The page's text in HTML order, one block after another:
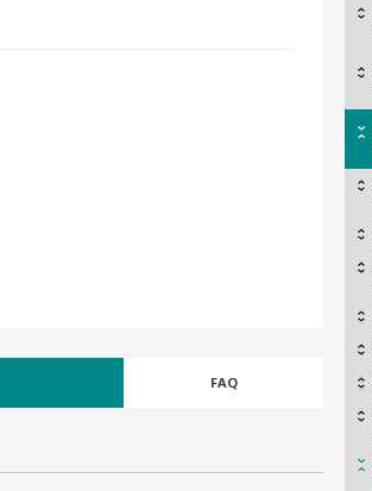
FAQ